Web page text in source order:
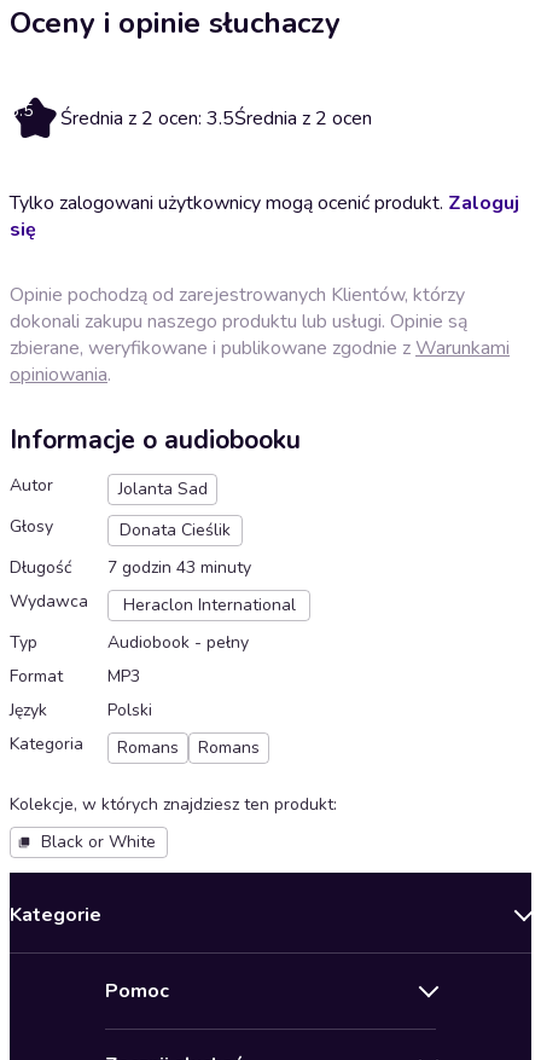
Oceny i opinie słuchaczy
3.5 Średnia z 2 ocen: 3.5Średnia z 2 ocen
Tylko zalogowani użytkownicy mogą ocenić produkt. Zaloguj
się
Opinie pochodzą od zarejestrowanych Klientów, którzy
dokonali zakupu naszego produktu lub usługi. Opinie są
zbierane, weryfikowane i publikowane zgodnie zWarunkami
opiniowania.
Informacje o audiobooku
Autor
Jolanta Sad
Głosy
Donata Cieślik
Długość
7 godzin 43 minuty
Wydawca
Heraclon International
Typ
Audiobook - pełny
Format
MP3
Język
Polski
Kategoria
Romans Romans
Kolekcje, w których znajdziesz ten produkt:
Black or White
Kategorie
Pomoc